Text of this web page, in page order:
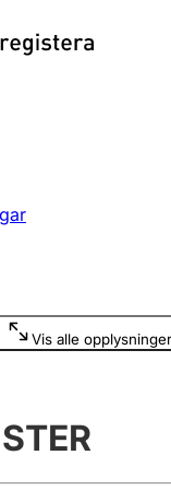
Vis alle opplysninger